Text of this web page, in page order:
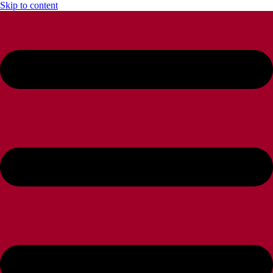
Skip to content